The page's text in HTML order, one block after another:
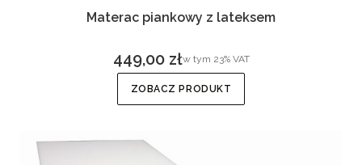
Materac piankowy z lateksem
Cena brutto
449,00 złw tym %s VAT
w tym 23%VAT
ZOBACZ PRODUKT